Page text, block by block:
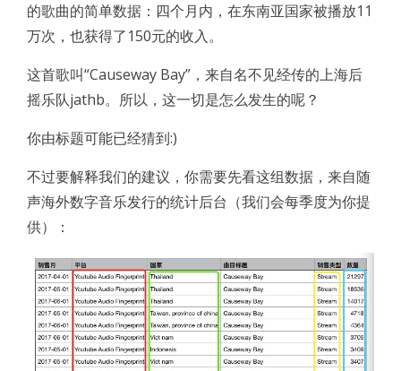
的歌曲的简单数据：四个月内，在东南亚国家被播放11
万次，也获得了150元的收入。
这首歌叫“Causeway Bay”，来自名不见经传的上海后
摇乐队jathb。所以，这一切是怎么发生的呢？
你由标题可能已经猜到:)
不过要解释我们的建议，你需要先看这组数据，来自随
声海外数字音乐发行的统计后台（我们会每季度为你提
供）：